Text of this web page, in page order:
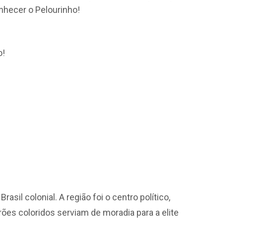
o Pelourinho!
colonial. A região foi o centro político,
coloridos serviam de moradia para a elite